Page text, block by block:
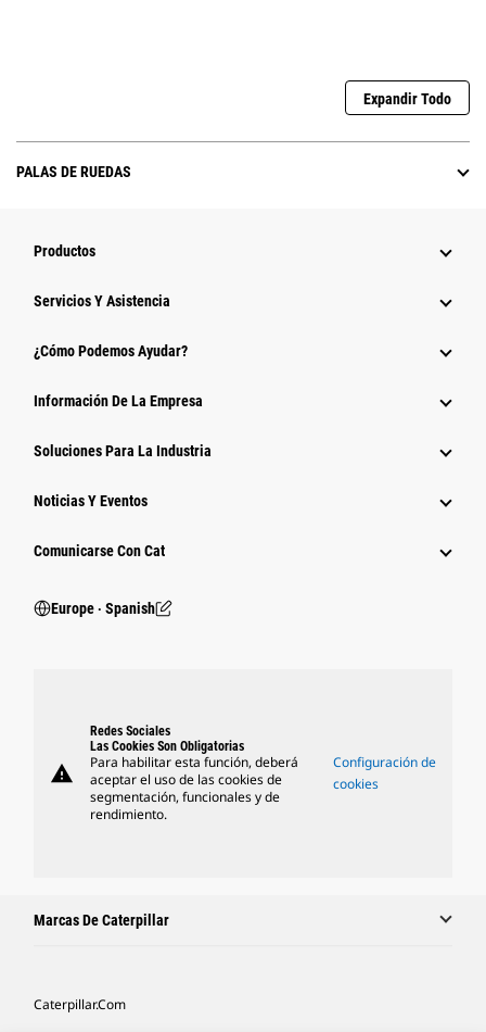
Expandir Todo
PALAS DE RUEDAS
Productos
Servicios Y Asistencia
¿Cómo Podemos Ayudar?
Información De La Empresa
Soluciones Para La Industria
Noticias Y Eventos
Comunicarse Con Cat
Europe ‧ Spanish
warning
Redes Sociales
Las Cookies Son Obligatorias
Para habilitar esta función, deberá
aceptar el uso de las cookies de
segmentación, funcionales y de
rendimiento.
Configuración de
cookies
Marcas De Caterpillar
Caterpillar.com